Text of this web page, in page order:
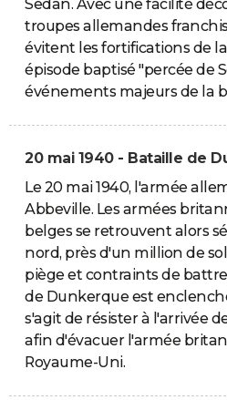
Sedan. Avec une facilité
troupes allemandes
évitent les fortifications de
épisode baptisé "percée de
événements majeurs de la
20 mai 1940 - Bataille de
Le 20 mai 1940, l'armée
Abbeville. Les armées
belges se retrouvent alors
nord, près d'un million de
piège et contraints de
de Dunkerque est
s'agit de résister à l'arrivée
afin d'évacuer l'armée
Royaume-Uni.